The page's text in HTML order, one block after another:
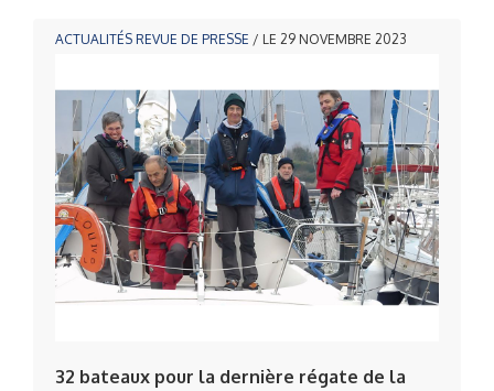
ACTUALITÉS REVUE DE PRESSE / LE 29 NOVEMBRE 2023
32 bateaux pour la dernière régate de la